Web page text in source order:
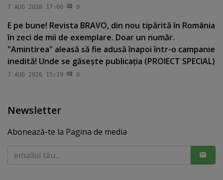
7 AUG 2026 17:00 0
E pe bune! Revista BRAVO, din nou tipărită în România
în zeci de mii de exemplare. Doar un număr.
"Amintirea" aleasă să fie adusă înapoi într-o campanie
inedită! Unde se găseşte publicaţia (PROIECT SPECIAL)
7 AUG 2026 15:19 0
Newsletter
Abonează-te la Pagina de media